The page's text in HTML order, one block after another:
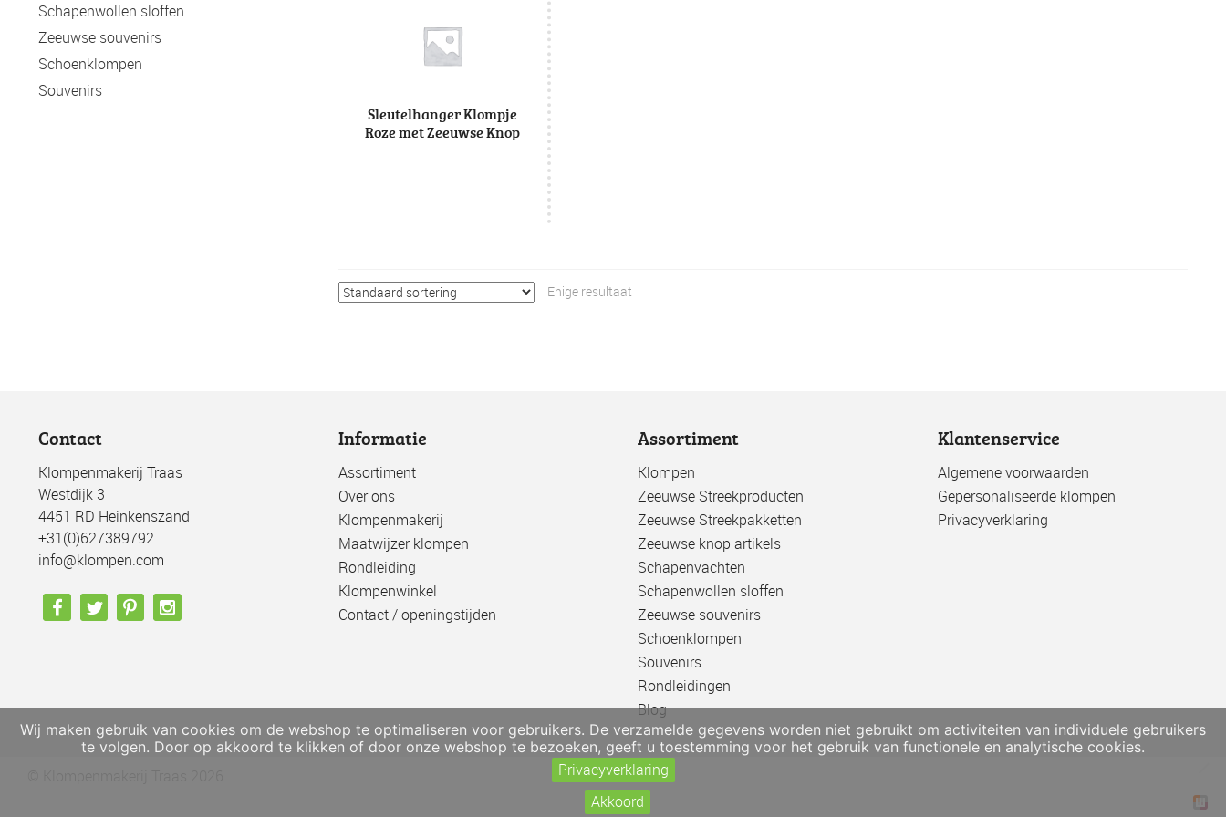
Sleutelhanger Klompje
Roze met Zeeuwse Knop
Enige resultaat
Schapenwollen sloffen
Zeeuwse souvenirs
Schoenklompen
Souvenirs
Contact
Klompenmakerij Traas
Westdijk 3
4451 RD Heinkenszand
+31(0)627389792
info@klompen.com
Informatie
Assortiment
Over ons
Klompenmakerij
Maatwijzer klompen
Rondleiding
Klompenwinkel
Contact / openingstijden
Assortiment
Klompen
Zeeuwse Streekproducten
Zeeuwse Streekpakketten
Zeeuwse knop artikels
Schapenvachten
Schapenwollen sloffen
Zeeuwse souvenirs
Schoenklompen
Souvenirs
Rondleidingen
Blog
Klantenservice
Algemene voorwaarden
Gepersonaliseerde klompen
Privacyverklaring
Wij maken gebruik van cookies om de webshop te optimaliseren voor gebruikers. De verzamelde gegevens worden niet gebruikt om activiteiten van individuele gebruikers
te volgen. Door op akkoord te klikken of door onze webshop te bezoeken, geeft u toestemming voor het gebruik van functionele en analytische cookies.
Privacyverklaring
Akkoord